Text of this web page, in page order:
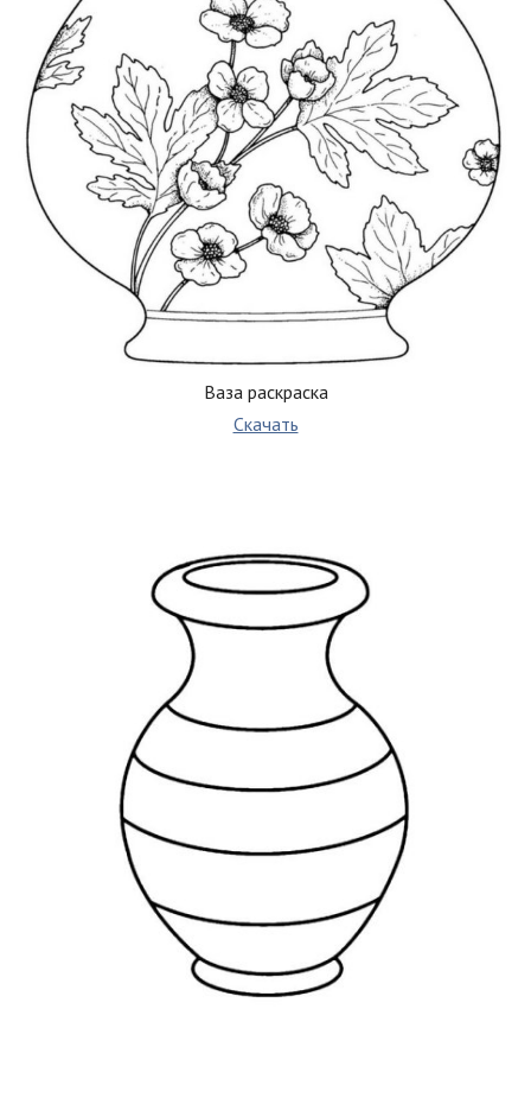
Ваза раскраска
Скачать